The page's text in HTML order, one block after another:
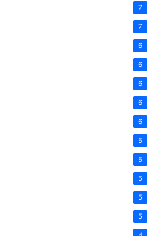
7
7
6
6
6
6
6
5
5
5
5
5